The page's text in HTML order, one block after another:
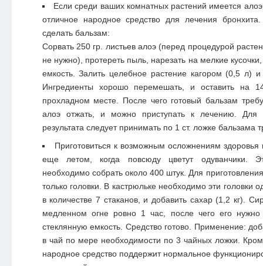
Если среди ваших комнатных растений имеется
отличное народное средство для лечения
сделать бальзам:
Сорвать 250 гр. листьев алоэ (перед процедурой
не нужно), протереть пыль, нарезать на мелкие
емкость. Залить целебное растение кагором (0,5 л)
Ингредиенты хорошо перемешать, и оставить на
прохладном месте. После чего готовый бальзам
алоэ отжать, и можно приступать к лечению. Для
результата следует принимать по 1 ст. ложке бальзама
Приготовиться к возможным осложнениям
еще летом, когда повсюду цветут одуванчики.
необходимо собрать около 400 штук. Для
только головки. В кастрюльке необходимо эти головки
в количестве 7 стаканов, и добавить сахар (1,2 кг).
медленном огне ровно 1 час, после чего его
стеклянную емкость. Средство готово. Применение:
в чай по мере необходимости по 3 чайных ложки.
народное средство поддержит нормальное